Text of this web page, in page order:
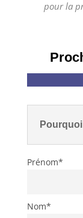
pour la
Prénom*
Nom*